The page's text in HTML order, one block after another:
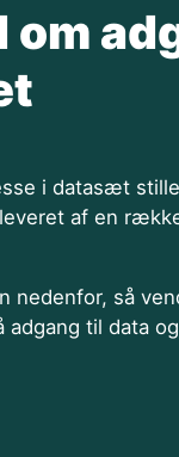
om
i datasæt
af en
nedenfor, så
til data